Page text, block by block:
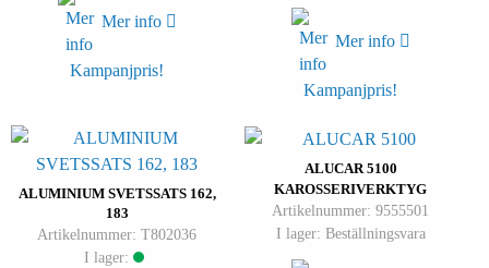
Mer info
Kampanjpris!
Mer info
Kampanjpris!
ALUMINIUM SVETSSATS 162,
183
Artikelnummer: T802036
I lager:
ALUCAR 5100
KAROSSERIVERKTYG
Artikelnummer: 9555501
I lager: Beställningsvara